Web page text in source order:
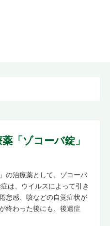
「ゾコーバ錠」
の治療薬として、ゾコーバ
は、ウイルスによって引き
怠感、咳などの自覚症状が
終わった後にも、後遺症